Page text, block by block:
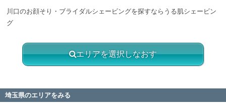
川口のお顔そり・ブライダルシェービングを探すならうる肌シェービン
グ
エリアを選択しなおす
埼玉県のエリアをみる